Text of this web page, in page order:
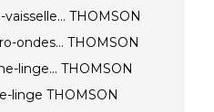
vaisselle... THOMSON
ondes... THOMSON
linge... THOMSON
linge THOMSON